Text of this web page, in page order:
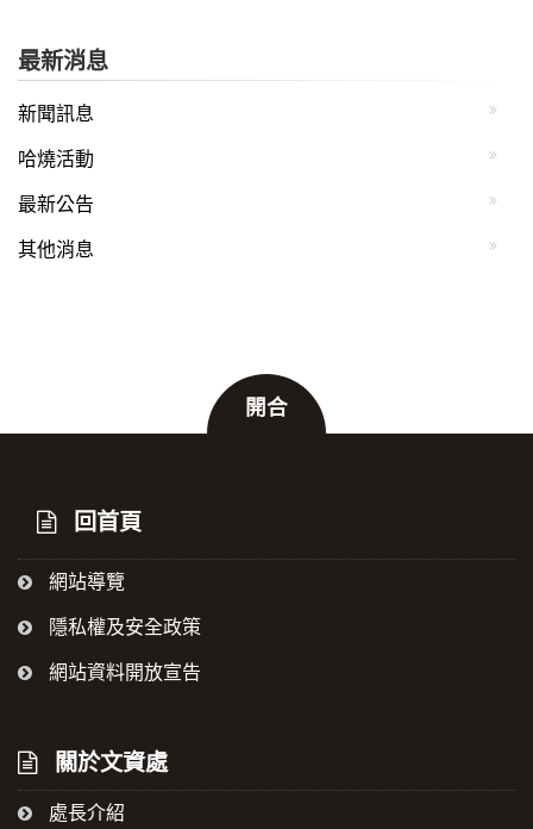
最新消息
新聞訊息
哈燒活動
最新公告
其他消息
開合
回首頁
網站導覽
隱私權及安全政策
網站資料開放宣告
關於文資處
處長介紹